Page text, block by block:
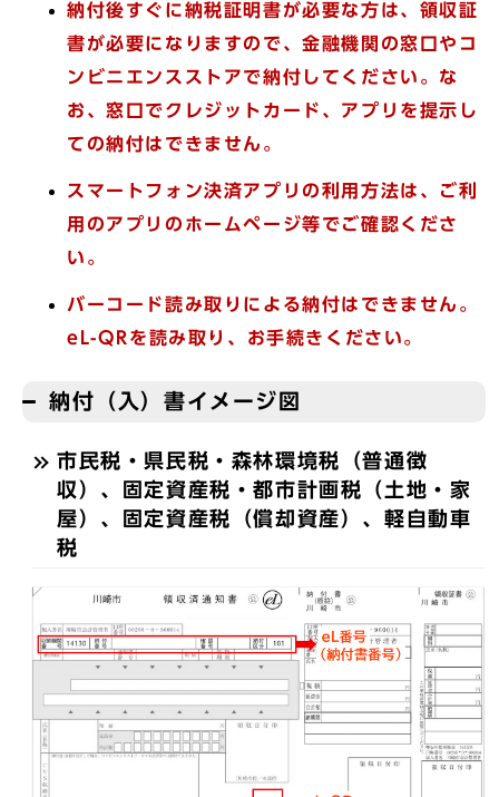
納付後すぐに納税証明書が必要な方は、領収証
書が必要になりますので、金融機関の窓口やコ
ンビニエンスストアで納付してください。な
お、窓口でクレジットカード、アプリを提示し
ての納付はできません。
スマートフォン決済アプリの利用方法は、ご利
用のアプリのホームページ等でご確認くださ
い。
バーコード読み取りによる納付はできません。
eL-QRを読み取り、お手続きください。
納付（入）書イメージ図
市民税・県民税・森林環境税（普通徴
収）、固定資産税・都市計画税（土地・家
屋）、固定資産税（償却資産）、軽自動車
税